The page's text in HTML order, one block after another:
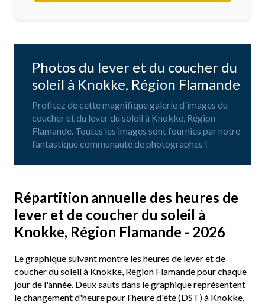
Photos du lever et du coucher du
soleil à Knokke, Région Flamande
Profitez de cette magnifique galerie d'images du
coucher et du lever du soleil à Knokke, Région
Flamande. Toutes les images sont fournies par notre
fantastique communauté de photographes !
Répartition annuelle des heures de
lever et de coucher du soleil à
Knokke, Région Flamande - 2026
Le graphique suivant montre les heures de lever et de
coucher du soleil à Knokke, Région Flamande pour chaque
jour de l'année. Deux sauts dans le graphique représentent
le changement d'heure pour l'heure d'été (DST) à Knokke,